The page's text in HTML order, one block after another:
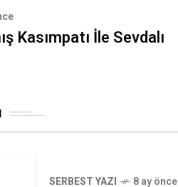
Kasımpatı İle Sevdalı
SERBEST YAZI 8 ay önce